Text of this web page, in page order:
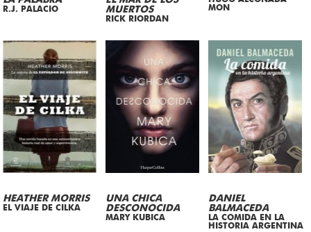
R.J. PALACIO
MUERTOS
RICK RIORDAN
MON
HEATHER MORRIS
EL VIAJE DE CILKA
UNA CHICA
DESCONOCIDA
MARY KUBICA
DANIEL
BALMACEDA
LA COMIDA EN LA
HISTORIA ARGENTINA